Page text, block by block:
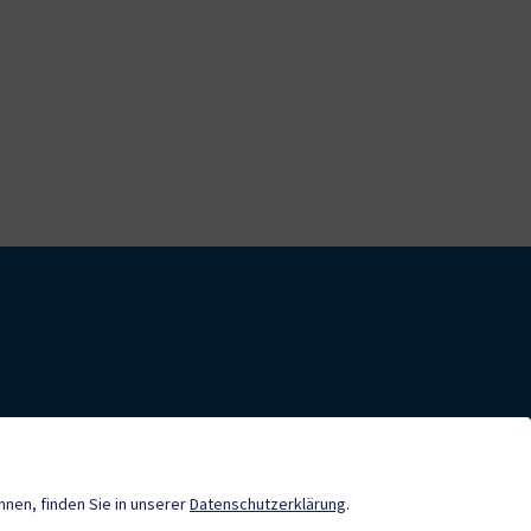
finden Sie in unsererDatenschutzerklärung.